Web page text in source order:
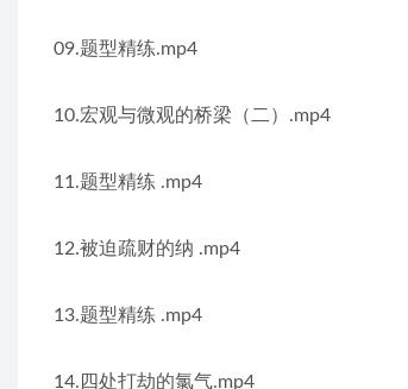
09.题型精练.mp4
10.宏观与微观的桥梁（二）.mp4
11.题型精练 .mp4
12.被迫疏财的纳 .mp4
13.题型精练 .mp4
14.四处打劫的氯气.mp4